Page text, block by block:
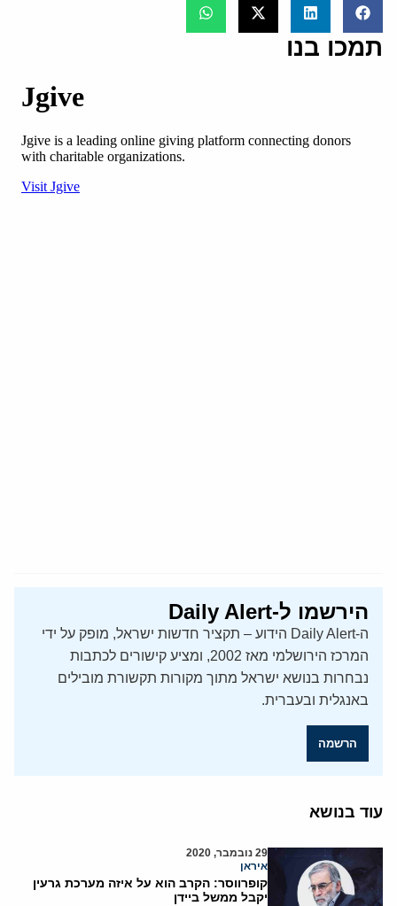
תמכו בנו
הירשמו ל-Daily Alert
ה-Daily Alert הידוע – תקציר חדשות ישראל, מופק על ידי
המרכז הירושלמי מאז 2002, ומציע קישורים לכתבות
נבחרות בנושא ישראל מתוך מקורות תקשורת מובילים
באנגלית ובעברית.
הרשמה
עוד בנושא
29 נובמבר, 2020
איראן
קופרווסר: הקרב הוא על איזה מערכת גרעין
יקבל ממשל ביידן